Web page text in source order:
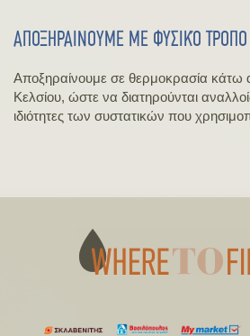
ΑΠΟΞΗΡΑΙΝΟΥΜΕ ΜΕ ΦΥΣΙΚΌ ΤΡΟΠΟ
Αποξηραίνουμε σε θερμοκρασία κάτω
Kελσίου, ώστε να διατηρούνται
ιδιότητες των συστατικών που